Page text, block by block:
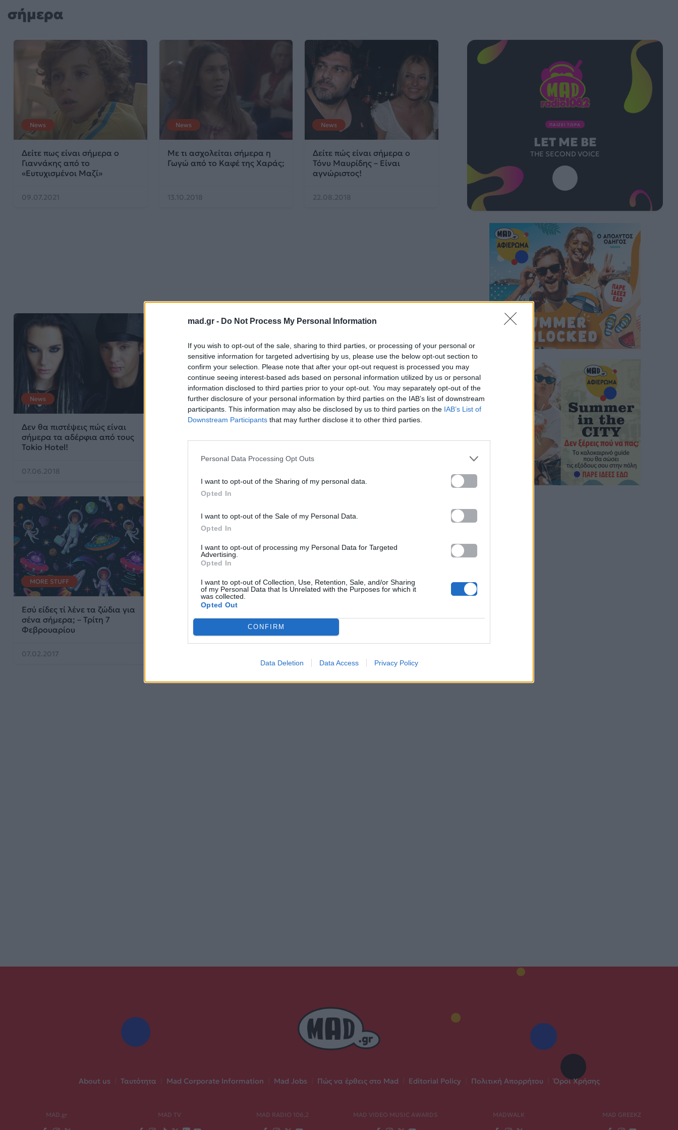
mad.gr - Do Not Process My Personal Information
If you wish to opt-out of the sale, sharing to third parties, or processing of your personal or
sensitive information for targeted advertising by us, please use the below opt-out section to
confirm your selection. Please note that after your opt-out request is processed you may
continue seeing interest-based ads based on personal information utilized by us or personal
information disclosed to third parties prior to your opt-out. You may separately opt-out of the
further disclosure of your personal information by third parties on the IAB’s list of downstream
participants. This information may also be disclosed by us to third parties on the IAB’s List of
Downstream Participants that may further disclose it to other third parties.
Personal Data Processing Opt Outs
I want to opt-out of the Sharing of my personal data.
Opted In
I want to opt-out of the Sale of my Personal Data.
Opted In
I want to opt-out of processing my Personal Data for Targeted
Advertising.
Opted In
I want to opt-out of Collection, Use, Retention, Sale, and/or Sharing
of my Personal Data that Is Unrelated with the Purposes for which it
was collected.
Opted Out
CONFIRM
Data Deletion Data Access Privacy Policy
σήμερα
News
Δείτε πως είναι σήμερα ο
Γιαννάκης από το
«Ευτυχισμένοι Μαζί»
09.07.2021
News
Με τι ασχολείται σήμερα η
Γωγώ από το Καφέ της Χαράς;
13.10.2018
News
Δείτε πώς είναι σήμερα ο
Τόνυ Μαυρίδης – Είναι
αγνώριστος!
22.08.2018
News
Δεν θα πιστέψεις πώς είναι
σήμερα τα αδέρφια από τους
Tokio Hotel!
07.06.2018
News
Έτσι είναι σήμερα η Ντίνα
News
Δείτε πως είναι σήμερα η
MORE STUFF
Εσύ είδες τί λένε τα ζώδια για
σένα σήμερα; – Τρίτη 7
Φεβρουαρίου
07.02.2017
ΠΑΙΖΕΙ ΤΩΡΑ
LET ME BE
THE SECOND VOICE
About us Ταυτότητα Mad Corporate Information Mad Jobs Πώς να έρθεις στο Mad Editorial Policy Πολιτική Απορρήτου Όροι Χρήσης
MAD.gr MAD TV MAD RADIO 106,2 MAD VIDEO MUSIC AWARDS MADWALK MAD GREEKZ